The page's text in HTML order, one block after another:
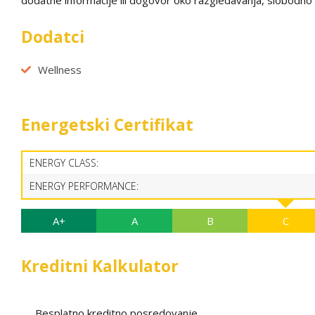
Dodatci
Wellness
Energetski Certifikat
ENERGY CLASS:
ENERGY PERFORMANCE:
A+ A B C
Kreditni Kalkulator